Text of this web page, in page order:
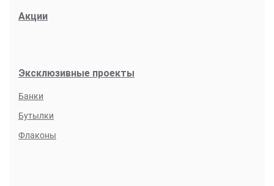
Акции
Эксклюзивные проекты
Банки
Бутылки
Флаконы